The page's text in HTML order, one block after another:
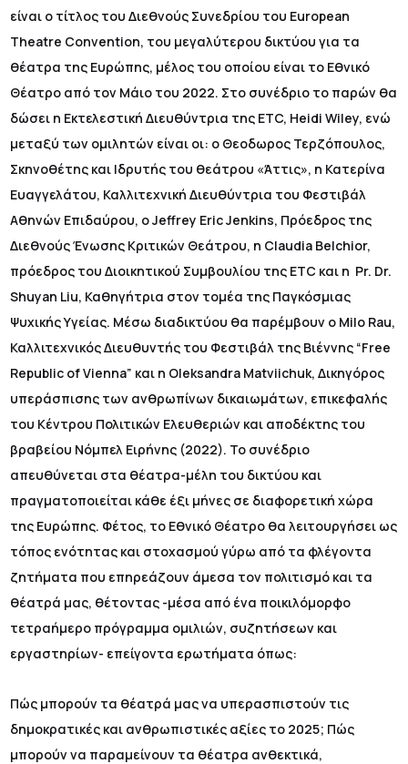
είναι ο τίτλος του Διεθνούς Συνεδρίου του European
Theatre Convention, του μεγαλύτερου δικτύου για τα
θέατρα της Ευρώπης, μέλος του οποίου είναι το Εθνικό
Θέατρο από τον Μάιο του 2022. Στο συνέδριο το παρών θα
δώσει η Εκτελεστική Διευθύντρια της ETC, Heidi Wiley, ενώ
μεταξύ των ομιλητών είναι οι: ο Θεοδωρος Τερζόπουλος,
Σκηνοθέτης και Ιδρυτής του θεάτρου «Άττις», η Κατερίνα
Ευαγγελάτου, Καλλιτεχνική Διευθύντρια του Φεστιβάλ
Αθηνών Επιδαύρου, ο Jeffrey Eric Jenkins, Πρόεδρος της
Διεθνούς Ένωσης Κριτικών Θεάτρου, η Claudia Belchior,
πρόεδρος του Διοικητικού Συμβουλίου της ETC και η Pr. Dr.
Shuyan Liu, Καθηγήτρια στον τομέα της Παγκόσμιας
Ψυχικής Υγείας. Μέσω διαδικτύου θα παρέμβουν ο Milo Rau,
Καλλιτεχνικός Διευθυντής του Φεστιβάλ της Βιέννης “Free
Republic of Vienna” και η Oleksandra Matviichuk, Δικηγόρος
υπεράσπισης των ανθρωπίνων δικαιωμάτων, επικεφαλής
του Κέντρου Πολιτικών Ελευθεριών και αποδέκτης του
βραβείου Νόμπελ Ειρήνης (2022). Το συνέδριο
απευθύνεται στα θέατρα-μέλη του δικτύου και
πραγματοποιείται κάθε έξι μήνες σε διαφορετική χώρα
της Ευρώπης. Φέτος, το Εθνικό Θέατρο θα λειτουργήσει ως
τόπος ενότητας και στοχασμού γύρω από τα φλέγοντα
ζητήματα που επηρεάζουν άμεσα τον πολιτισμό και τα
θέατρά μας, θέτοντας -μέσα από ένα ποικιλόμορφο
τετραήμερο πρόγραμμα ομιλιών, συζητήσεων και
εργαστηρίων- επείγοντα ερωτήματα όπως:
Πώς μπορούν τα θέατρά μας να υπερασπιστούν τις
δημοκρατικές και ανθρωπιστικές αξίες το 2025; Πώς
μπορούν να παραμείνουν τα θέατρα ανθεκτικά,